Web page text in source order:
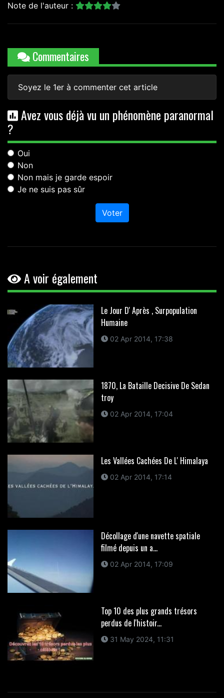
Note de l'auteur :
Commentaires
Soyez le 1er à commenter cet article
Avez vous déjà vu un phénomène paranormal
?
Oui
Non
Non mais je garde espoir
Je ne suis pas sûr
Voter
A voir également
Le Jour D' Après , Surpopulation
Humaine
02 Apr 2014, 17:38
1870, La Bataille Decisive De Sedan
troy
02 Apr 2014, 17:04
Les Vallées Cachées De L' Himalaya
02 Apr 2014, 17:14
Décollage d'une navette spatiale
filmé depuis un a...
02 Apr 2014, 17:09
Top 10 des plus grands trésors
perdus de l'histoir...
31 May 2024, 11:31